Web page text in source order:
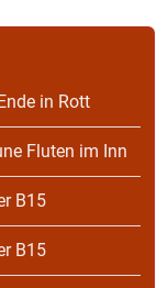
in Rott
Fluten im Inn
B15
B15